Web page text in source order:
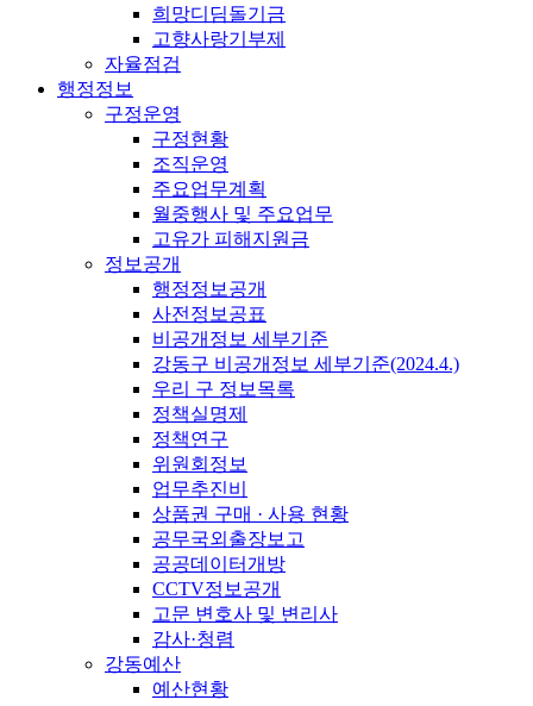
희망디딤돌기금
고향사랑기부제
자율점검
행정정보
구정운영
구정현황
조직운영
주요업무계획
월중행사 및 주요업무
고유가 피해지원금
정보공개
행정정보공개
사전정보공표
비공개정보 세부기준
강동구 비공개정보 세부기준(2024.4.)
우리 구 정보목록
정책실명제
정책연구
위원회정보
업무추진비
상품권 구매 · 사용 현황
공무국외출장보고
공공데이터개방
CCTV정보공개
고문 변호사 및 변리사
감사·청렴
강동예산
예산현황